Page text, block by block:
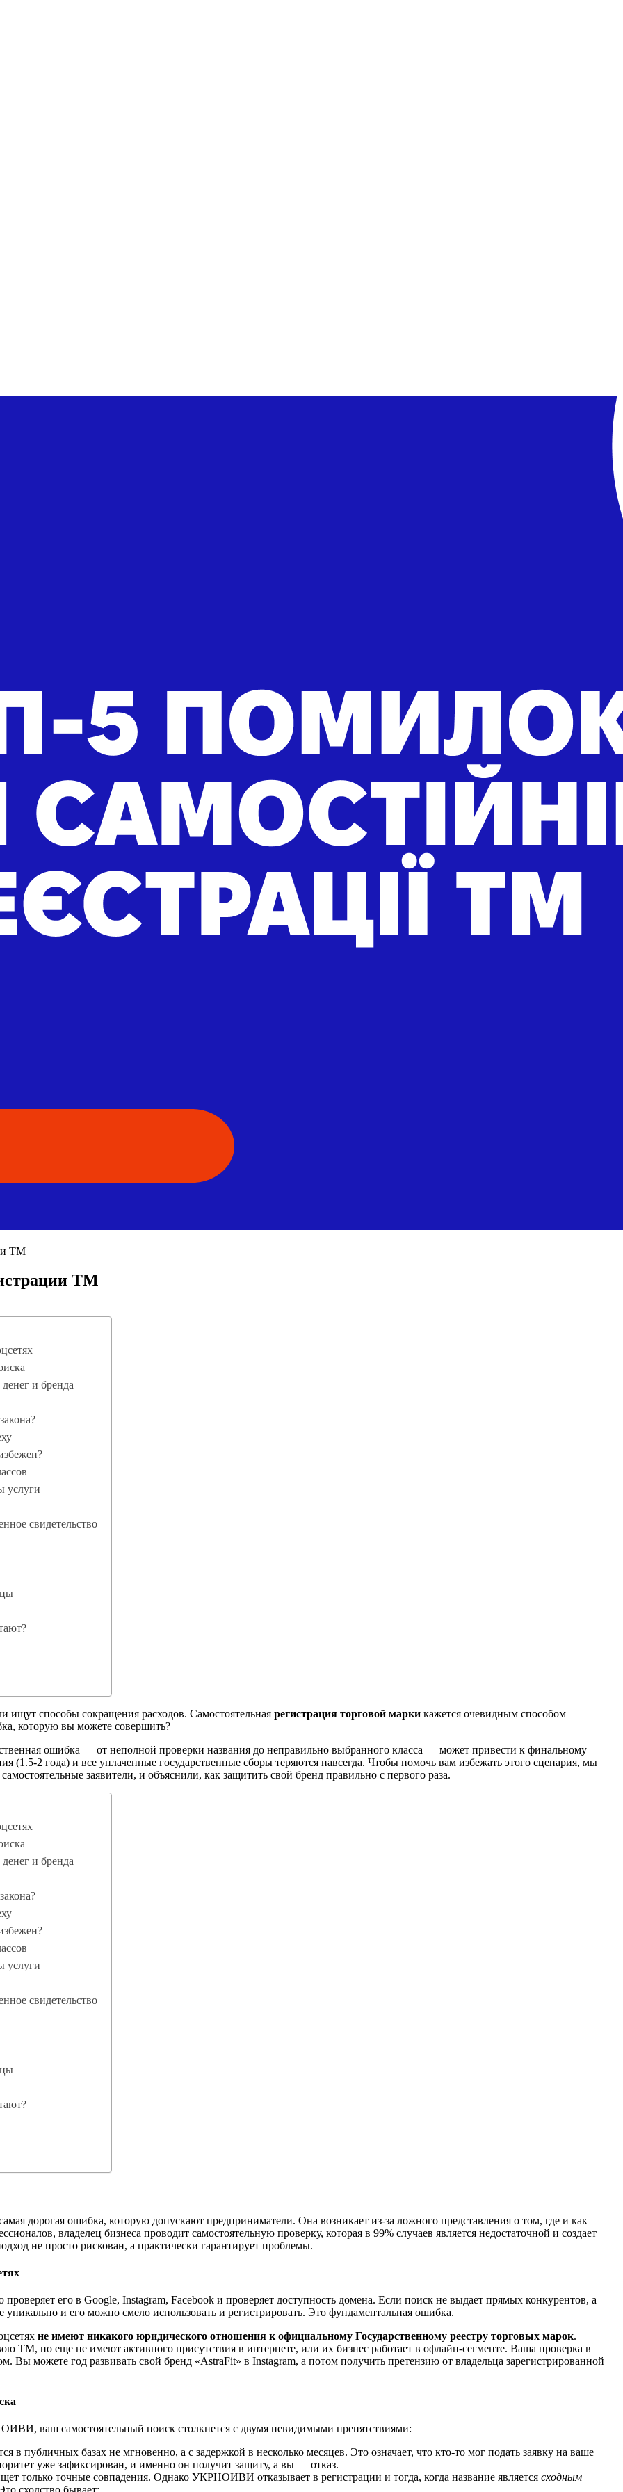
ТМ
ТМ
и бренда
услуги
свидетельство
ищут способы сокращения расходов. Самостоятельная регистрация торговой марки кажется очевидным способом
которую вы можете совершить?
ошибка — от неполной проверки названия до неправильно выбранного класса — может привести к финальному
2 года) и все уплаченные государственные сборы теряются навсегда. Чтобы помочь вам избежать этого сценария, мы
заявители, и объяснили, как защитить свой бренд правильно с первого раза.
и бренда
услуги
свидетельство
дорогая ошибка, которую допускают предприниматели. Она возникает из-за ложного представления о том, где и как
владелец бизнеса проводит самостоятельную проверку, которая в 99% случаев является недостаточной и создает
не просто рискован, а практически гарантирует проблемы.
его в Google, Instagram, Facebook и проверяет доступность домена. Если поиск не выдает прямых конкурентов, а
и его можно смело использовать и регистрировать. Это фундаментальная ошибка.
не имеют никакого юридического отношения к официальному Государственному реестру торговых марок.
ТМ, но еще не имеют активного присутствия в интернете, или их бизнес работает в офлайн-сегменте. Ваша проверка в
можете год развивать свой бренд «AstraFit» в Instagram, а потом получить претензию от владельца зарегистрированной
ваш самостоятельный поиск столкнется с двумя невидимыми препятствиями:
в публичных базах не мгновенно, а с задержкой в несколько месяцев. Это означает, что кто-то мог подать заявку на ваше
уже зафиксирован, и именно он получит защиту, а вы — отказ.
только точные совпадения. Однако УКРНОИВИ отказывает в регистрации и тогда, когда название является сходным
сходство бывает: